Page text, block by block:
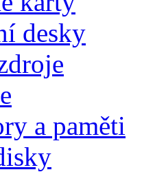
desky
a paměti